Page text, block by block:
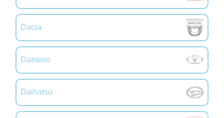
Dacia
Daewoo
Daihatsu